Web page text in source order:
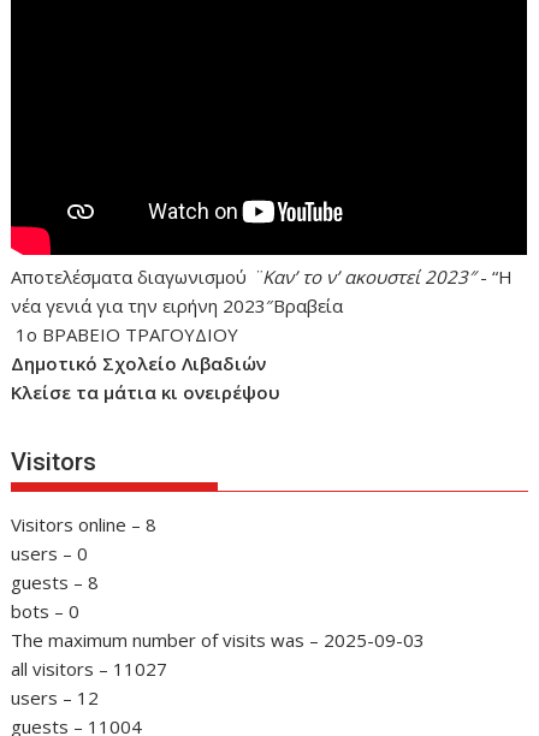
Αποτελέσματα διαγωνισμού ¨Καν’ το ν’ ακουστεί 2023″- “Η
νέα γενιά για την ειρήνη 2023″Βραβεία
1ο ΒΡΑΒΕΙΟ ΤΡΑΓΟΥΔΙΟΥ
Δημοτικό Σχολείο Λιβαδιών
Κλείσε τα μάτια κι ονειρέψου
Visitors
Visitors online – 8
users – 0
guests – 8
bots – 0
The maximum number of visits was – 2025-09-03
all visitors – 11027
users – 12
guests – 11004